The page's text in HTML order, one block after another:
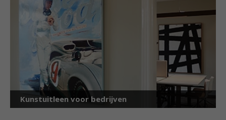
Kunstuitleen voor bedrijven